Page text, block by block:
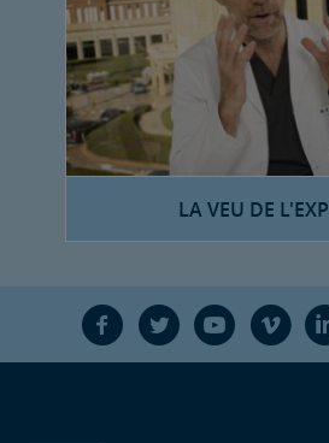
LA VEU DE
F T Y V